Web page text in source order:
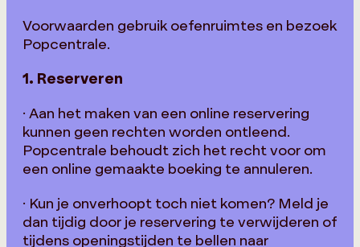
Voorwaarden gebruik oefenruimtes en bezoek
Popcentrale.
1. Reserveren
· Aan het maken van een online reservering
kunnen geen rechten worden ontleend.
Popcentrale behoudt zich het recht voor om
een online gemaakte boeking te annuleren.
· Kun je onverhoopt toch niet komen? Meld je
dan tijdig door je reservering te verwijderen of
tijdens openingstijden te bellen naar